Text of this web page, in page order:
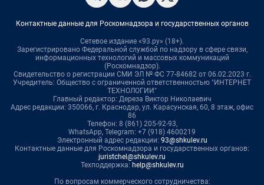
Контактные данные для Роскомнадзора и государственных органов
Сетевое издание «93.ру» (18+).
Зарегистрировано Федеральной службой по надзору в сфере связи,
информационных технологий и массовых коммуникаций
(Роскомнадзор).
Свидетельство о регистрации СМИ ЭЛ № ФС 77-84682 от 06.02.2023 г.
Учредитель: Общество с ограниченной ответственностью "ИНТЕРНЕТ
ТЕХНОЛОГИИ"
Главный редактор: Дереза Виктор Николаевич
Адрес редакции: 350066, г. Краснодар, ул. Карасунская, 60, 8 этаж, офис
86
Телефон: 8 (861) 205-92-93,
WhatsApp, Telegram: +7 (918) 4600219
Электронный адрес редакции: 93@shkulev.ru
Контактные данные для Роскомнадзора и государственных органов:
juristchel@shkulev.ru
Техподдержка: help@shkulev.ru
По вопросам коммерческого сотрудничества: